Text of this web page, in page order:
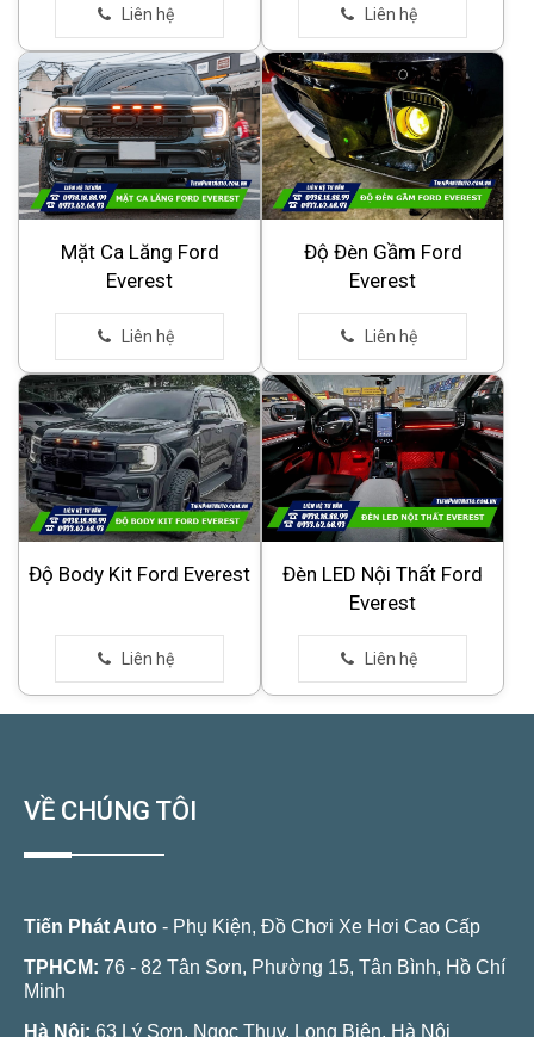
Mặt Ca Lăng Ford
Everest
Độ Đèn Gầm Ford
Everest
Độ Body Kit Ford Everest
Đèn LED Nội Thất Ford
Everest
VỀ CHÚNG TÔI
Tiến Phát Auto - Phụ Kiện, Đồ Chơi Xe Hơi Cao Cấp
TPHCM: 76 - 82 Tân Sơn, Phường 15, Tân Bình, Hồ Chí
Minh
Hà Nội: 63 Lý Sơn, Ngọc Thụy, Long Biên, Hà Nội